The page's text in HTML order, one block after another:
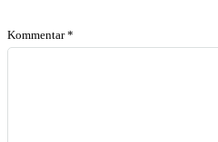
Kommentar*